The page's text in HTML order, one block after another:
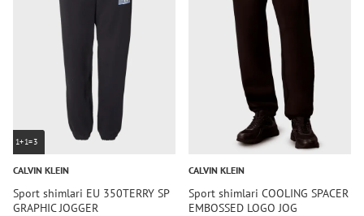
1+1=3
CALVIN KLEIN
Sport shimlari EU 350TERRY SP
GRAPHIC JOGGER
CALVIN KLEIN
Sport shimlari COOLING SPACER
EMBOSSED LOGO JOG